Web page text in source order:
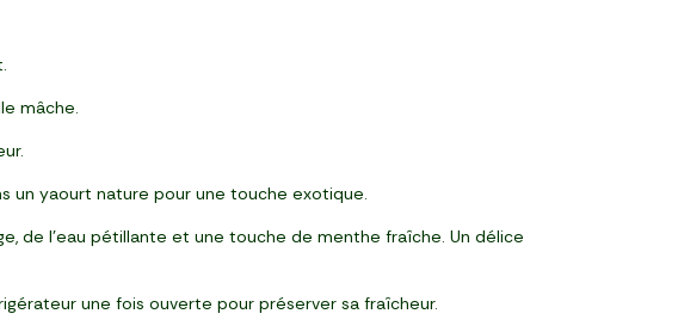
mâche.
un yaourt nature pour une touche exotique.
de l’eau pétillante et une touche de menthe fraîche. Un délice
une fois ouverte pour préserver sa fraîcheur.